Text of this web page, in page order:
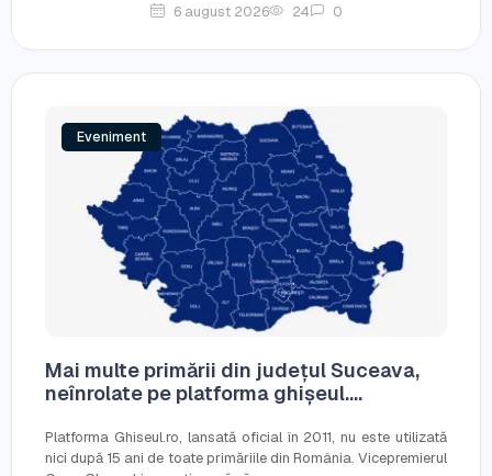
6 august 2026 24 0
Eveniment
Mai multe primării din județul Suceava,
neînrolate pe platforma ghișeul....
Platforma Ghiseul.ro, lansată oficial în 2011, nu este utilizată
nici după 15 ani de toate primăriile din România. Vicepremierul